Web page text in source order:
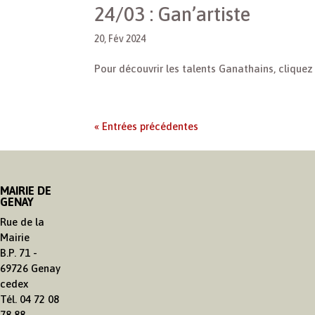
24/03 : Gan’artiste
20, Fév 2024
Pour découvrir les talents Ganathains,
« Entrées précédentes
MAIRIE DE
GENAY
Rue de la
Mairie
B.P. 71 -
69726 Genay
cedex
Tél. 04 72 08